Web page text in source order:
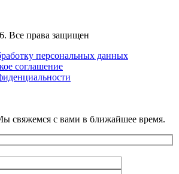
Все права защищен
персональных данных
соглашение
свяжемся с вами в ближайшее время.